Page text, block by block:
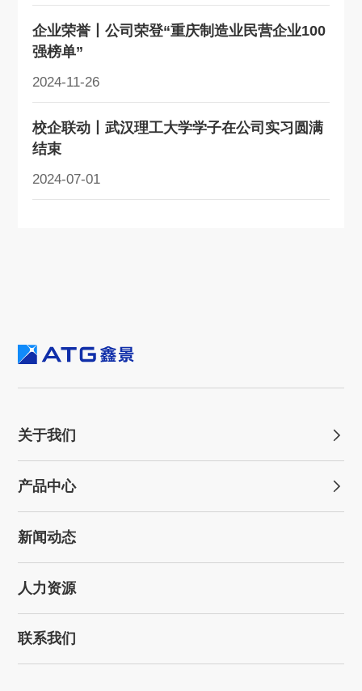
企业荣誉丨公司荣登“重庆制造业民营企业100
强榜单”
2024-11-26
校企联动丨武汉理工大学学子在公司实习圆满
结束
2024-07-01
关于我们
产品中心
新闻动态
人力资源
联系我们